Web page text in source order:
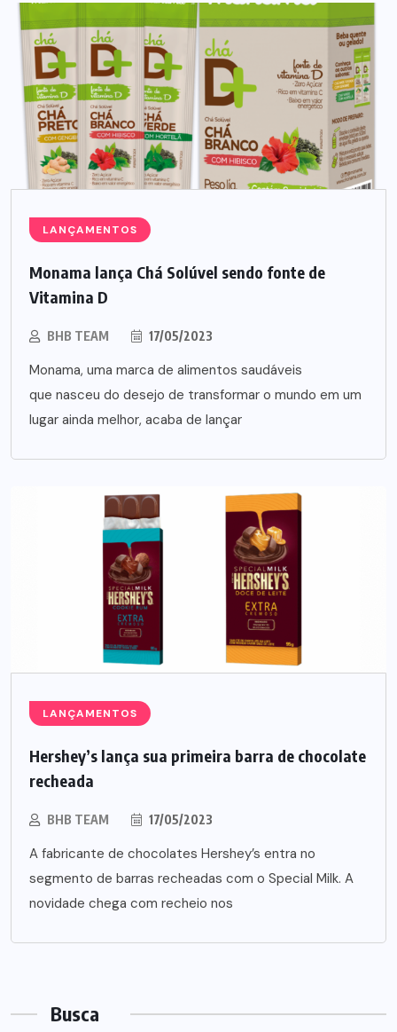
LANÇAMENTOS
Monama lança Chá Solúvel sendo fonte de
Vitamina D
BHB TEAM 17/05/2023
Monama, uma marca de alimentos saudáveis
que nasceu do desejo de transformar o mundo em um
lugar ainda melhor, acaba de lançar
LANÇAMENTOS
Hershey’s lança sua primeira barra de chocolate
recheada
BHB TEAM 17/05/2023
A fabricante de chocolates Hershey’s entra no
segmento de barras recheadas com o Special Milk. A
novidade chega com recheio nos
Busca